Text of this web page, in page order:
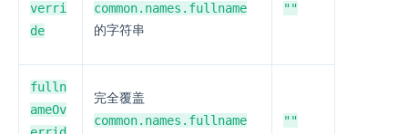
verri
de
common.names.fullname
的字符串
""
fulln
ameOv
完全覆盖
common.names.fullname ""